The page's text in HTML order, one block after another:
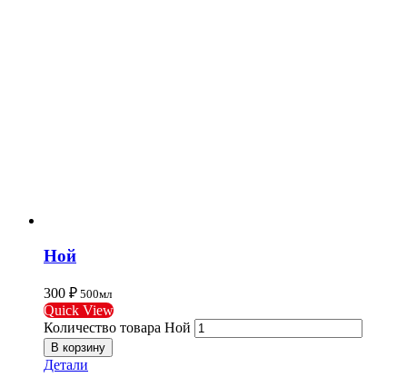
Ной
300 ₽ 500мл
Quick View
Количество товара Ной
В корзину
Детали